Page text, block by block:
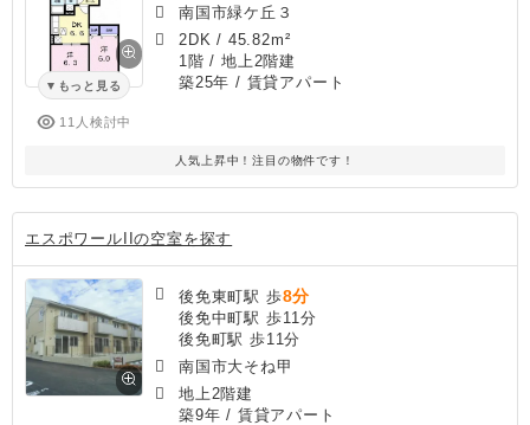
もっと見る
11人検討中
南国市緑ケ丘３
2DK / 45.82m²
1階 / 地上2階建
築25年 / 賃貸アパート
人気上昇中！注目の物件です！
エスポワールIIの空室を探す
後免東町駅 歩8分
後免中町駅 歩11分
後免町駅 歩11分
南国市大そね甲
地上2階建
築9年 / 賃貸アパート